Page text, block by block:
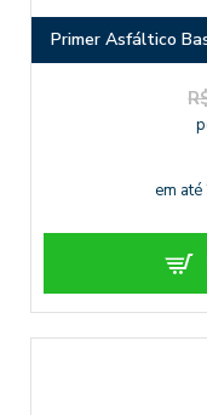
Primer Asfáltico
em até